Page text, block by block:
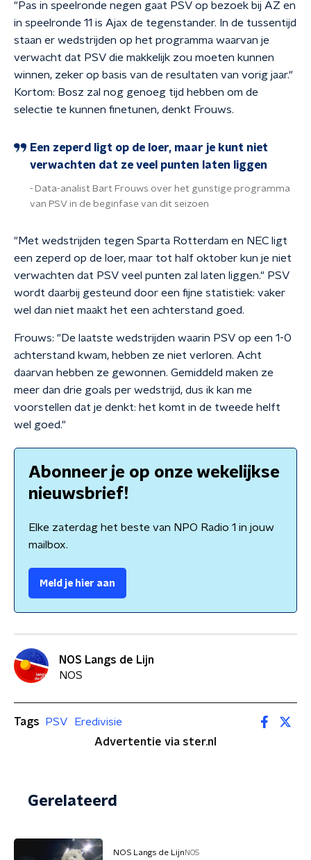
"Pas in speelronde negen gaat PSV op bezoek bij AZ en
in speelronde 11 is Ajax de tegenstander. In de tussentijd
staan er wedstrijden op het programma waarvan je
verwacht dat PSV die makkelijk zou moeten kunnen
winnen, zeker op basis van de resultaten van vorig jaar."
Kortom: Bosz zal nog genoeg tijd hebben om de
selectie te kunnen finetunen, denkt Frouws.
Een zeperd ligt op de loer, maar je kunt niet
verwachten dat ze veel punten laten liggen
Data-analist Bart Frouws over het gunstige programma
van PSV in de beginfase van dit seizoen
"Met wedstrijden tegen Sparta Rotterdam en NEC ligt
een zeperd op de loer, maar tot half oktober kun je niet
verwachten dat PSV veel punten zal laten liggen." PSV
wordt daarbij gesteund door een fijne statistiek: vaker
wel dan niet maakt het een achterstand goed.
Frouws: "De laatste wedstrijden waarin PSV op een 1-0
achterstand kwam, hebben ze niet verloren. Acht
daarvan hebben ze gewonnen. Gemiddeld maken ze
meer dan drie goals per wedstrijd, dus ik kan me
voorstellen dat je denkt: het komt in de tweede helft
wel goed."
Abonneer je op onze wekelijkse
nieuwsbrief!
Elke zaterdag het beste van NPO Radio 1 in jouw
mailbox.
Meld je hier aan
NOS Langs de Lijn
NOS
Tags PSV
Eredivisie
Advertentie via ster.nl
Gerelateerd
NOS Langs de Lijn NOS